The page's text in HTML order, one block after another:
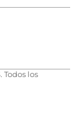
Todos los